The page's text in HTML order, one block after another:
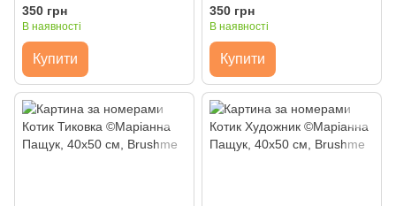
40х50 см, Brushme
350 грн
В наявності
Купити
40х50 см, Brushme
350 грн
В наявності
Купити